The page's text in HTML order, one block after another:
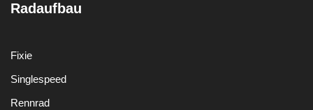
Radaufbau
Fixie
Singlespeed
Rennrad